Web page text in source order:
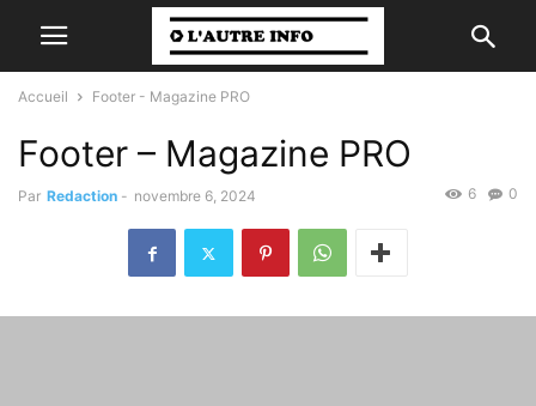
Accueil Footer - Magazine PRO
Footer – Magazine PRO
Par Redaction - novembre 6, 2024 0
6